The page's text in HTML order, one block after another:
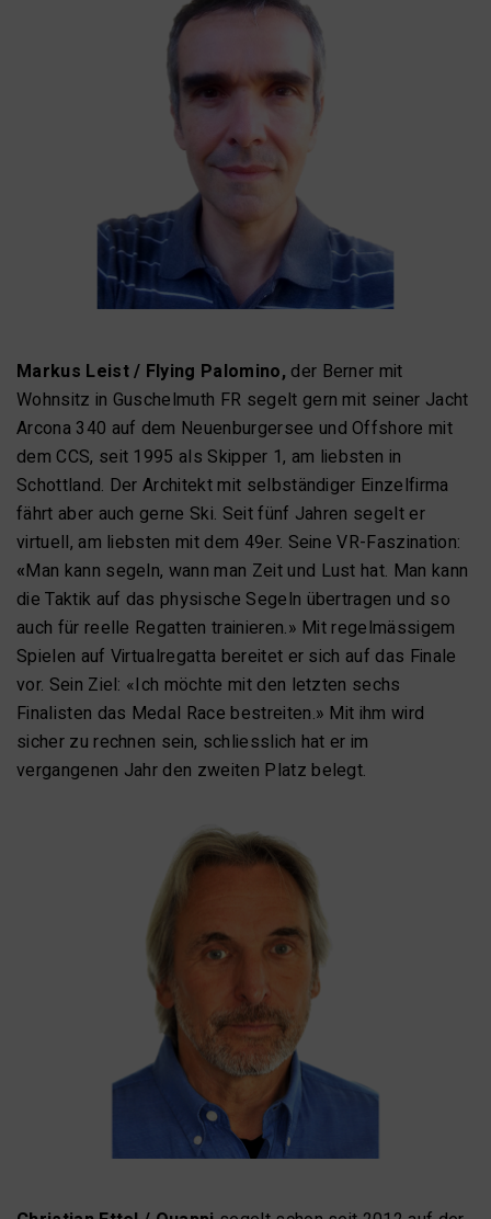
Markus Leist / Flying Palomino,der Berner mit
Wohnsitz in Guschelmuth FR segelt gern mit seiner Jacht
Arcona 340 auf dem Neuenburgersee und Offshore mit
dem CCS, seit 1995 als Skipper 1, am liebsten in
Schottland. Der Architekt mit selbständiger Einzelfirma
fährt aber auch gerne Ski. Seit fünf Jahren segelt er
virtuell, am liebsten mit dem 49er. Seine VR-Faszination:
«Man kann segeln, wann man Zeit und Lust hat. Man kann
die Taktik auf das physische Segeln übertragen und so
auch für reelle Regatten trainieren.» Mit regelmässigem
Spielen auf Virtualregatta bereitet er sich auf das Finale
vor. Sein Ziel: «Ich möchte mit den letzten sechs
Finalisten das Medal Race bestreiten.» Mit ihm wird
sicher zu rechnen sein, schliesslich hat er im
vergangenen Jahr den zweiten Platz belegt.